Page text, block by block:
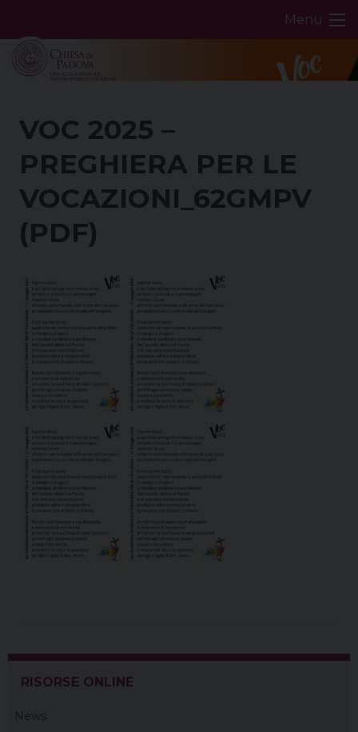
content
Menu
VOC 2025 –
PREGHIERA PER LE
VOCAZIONI_62GMPV
(PDF)
RISORSE ONLINE
News